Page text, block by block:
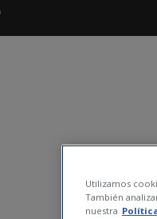
Utilizamos
También
nuestra